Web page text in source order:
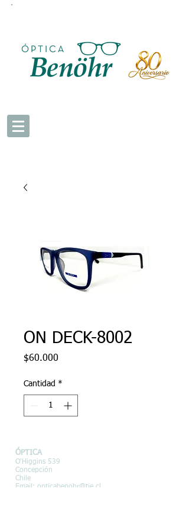
ON DECK-8002
$60.000
Cantidad *
ÓPTICA
O'Higgins 539
Concepción
Chile
Email: opticabenohr@tie.cl